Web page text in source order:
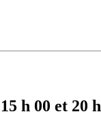
h 00 et 20